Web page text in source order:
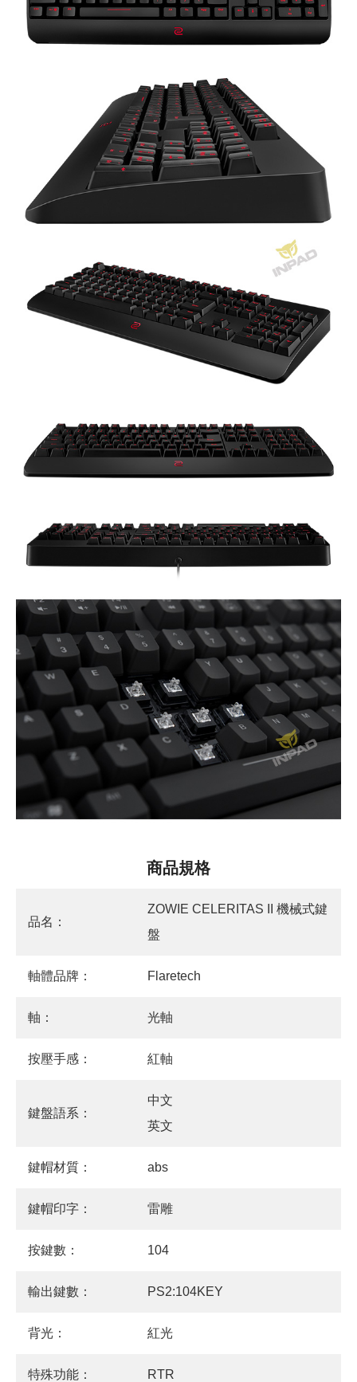
商品規格
品名：
ZOWIE CELERITAS II 機械式鍵
盤
軸體品牌： Flaretech
軸： 光軸
按壓手感： 紅軸
鍵盤語系：
中文
英文
鍵帽材質： abs
鍵帽印字： 雷雕
按鍵數： 104
輸出鍵數： PS2:104KEY
背光： 紅光
特殊功能： RTR